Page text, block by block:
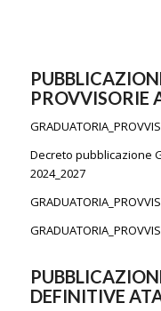
PROVVISORIE
Decreto pubblicazione
2024_2027
DEFINITIVE